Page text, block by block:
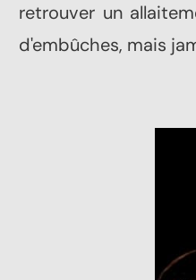
retrouver un
d'embûches, mais